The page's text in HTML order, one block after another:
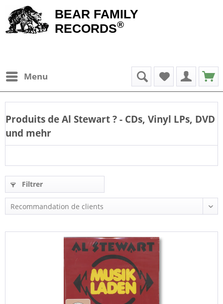
BEAR FAMILY
RECORDS®
Menu
Produits deAl Stewart? - CDs, Vinyl LPs, DVD
und mehr
Filtrer